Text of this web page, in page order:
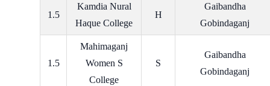
1.5
Kamdia Nural
Haque College
H
Gaibandha
Gobindaganj
1.5
Mahimaganj
Women S
College
S
Gaibandha
Gobindaganj